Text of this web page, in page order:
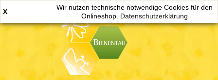
X
Wir nutzen technische notwendige Cookies für den
Onlineshop. Datenschutzerklärung
0